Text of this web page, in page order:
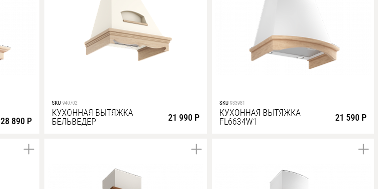
28 890 Р
SKU 940702
КУХОННАЯ ВЫТЯЖКА
БЕЛЬВЕДЕР
21 990 Р
SKU 933981
КУХОННАЯ ВЫТЯЖКА
FL6634W1
21 590 Р